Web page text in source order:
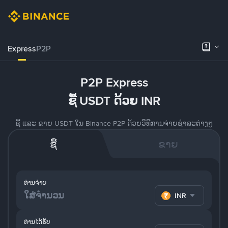
ExpressP2P
P2P Express
ຊື້ USDT ດ້ວຍ INR
ຊື້ ແລະ ຂາຍ USDT ໃນ Binance P2P ດ້ວຍວິທີການຈ່າຍຊຳລະຕ່າງໆ
ຊື້ ຂາຍ
ທ່ານຈ່າຍ
INR
ທ່ານໄດ້ຮັບ